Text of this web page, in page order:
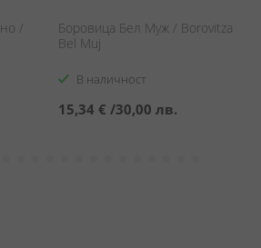
/
Боровица Бел Муж / Borovitza
Bel Muj
В наличност
15,34 € /30,00 лв.